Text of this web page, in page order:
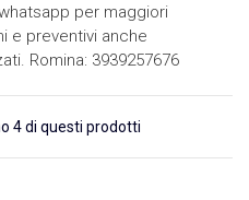
per maggiori
e preventivi anche
Romina: 3939257676
4 di questi prodotti